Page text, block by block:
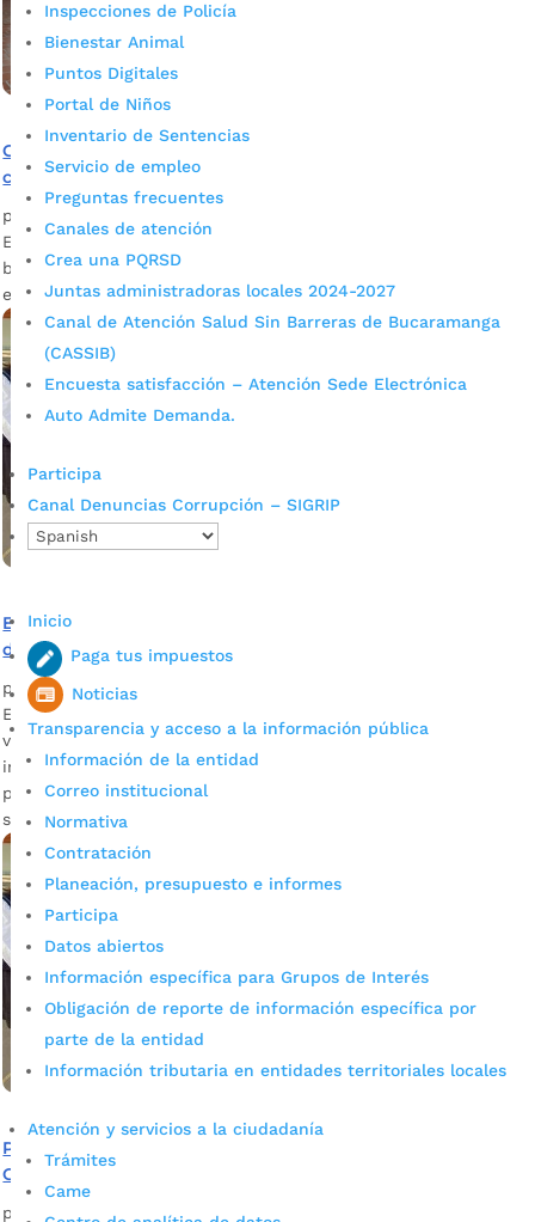
Inspecciones de Policía
Bienestar Animal
Puntos Digitales
Portal de Niños
Inventario de Sentencias
Servicio de empleo
Preguntas frecuentes
Canales de atención
Crea una PQRSD
Juntas administradoras locales 2024-2027
Canal de Atención Salud Sin Barreras de Bucaramanga
(CASSIB)
Encuesta satisfacción – Atención Sede Electrónica
Auto Admite Demanda.
Participa
Canal Denuncias Corrupción – SIGRIP
Inicio
Paga tus impuestos
Noticias
Transparencia y acceso a la información pública
Información de la entidad
Correo institucional
Normativa
Contratación
Planeación, presupuesto e informes
Participa
Datos abiertos
Información específica para Grupos de Interés
Obligación de reporte de información específica por
parte de la entidad
Información tributaria en entidades territoriales locales
Atención y servicios a la ciudadanía
Trámites
Came
Colegio oficial Café Madrid de Bucaramanga ya cuenta
con una biblioteca
por
El viejo y destartalado salón de reuniones que servía de
biblioteca ahora es un sitio ideal para los encuentros
estudiantiles.
Estudiantes del Café Madrid cumplen sus sueños a través
de la robótica y la investigación
porEdgar Augusto Sánchez
En septiembre de este año, tres estudiantes y una docente
viajarán a Indonesia para participar en una feria
internacional de ciencia y tecnología. La delegación
presentará una propuesta para el manejo de residuos
sólidos.
Proyecto ambiental desarrollado por estudiantes del
Colegio Café Madrid fue galardonado en Chile
por Edgar Augusto Sánchez |Dic 12, 2022